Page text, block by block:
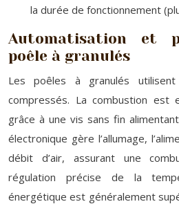
la durée de fonctionnement
Automatisation et
poêle à granulés
Les poêles à granulés
compressés. La combustion est
grâce à une vis sans fin
électronique gère l’allumage,
débit d’air, assurant une
régulation précise de la
énergétique est généralement